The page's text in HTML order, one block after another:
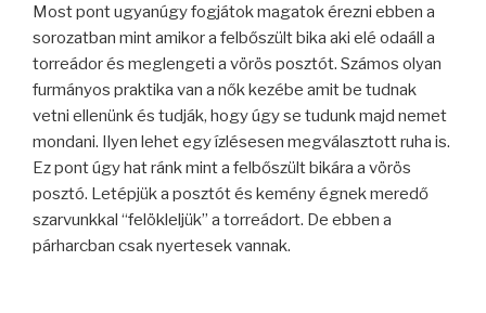
Most pont ugyanúgy fogjátok magatok érezni ebben a
sorozatban mint amikor a felbőszült bika aki elé odaáll a
torreádor és meglengeti a vörös posztót. Számos olyan
furmányos praktika van a nők kezébe amit be tudnak
vetni ellenünk és tudják, hogy úgy se tudunk majd nemet
mondani. Ilyen lehet egy ízlésesen megválasztott ruha is.
Ez pont úgy hat ránk mint a felbőszült bikára a vörös
posztó. Letépjük a posztót és kemény égnek meredő
szarvunkkal “felökleljük” a torreádort. De ebben a
párharcban csak nyertesek vannak.